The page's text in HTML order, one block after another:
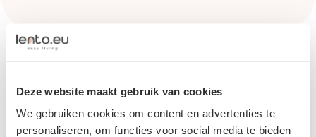
Deze website maakt gebruik van cookies
We gebruiken cookies om content en advertenties te
personaliseren, om functies voor social media te bieden